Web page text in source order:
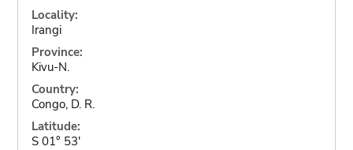
Locality:
Irangi
Province:
Kivu-N.
Country:
Congo, D. R.
Latitude:
S 01° 53'